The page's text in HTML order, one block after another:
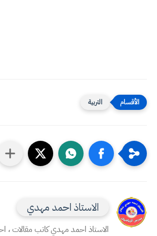
التربية
الاستاذ احمد مهدي
الاستاذ احمد مهدي كاتب مقالات ،